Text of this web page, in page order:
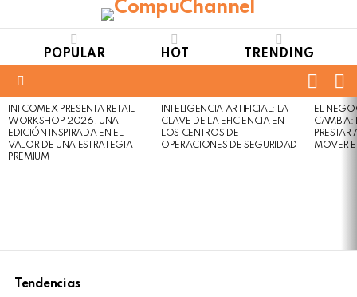
POPULAR HOT TRENDING
LATEST
STORIES
INTCOMEX PRESENTA RETAIL
WORKSHOP 2026, UNA
EDICIÓN INSPIRADA EN EL
VALOR DE UNA ESTRATEGIA
PREMIUM
INTELIGENCIA ARTIFICIAL: LA
CLAVE DE LA EFICIENCIA EN
LOS CENTROS DE
OPERACIONES DE SEGURIDAD
EL
CAMBIA:
MOVER
Tendencias